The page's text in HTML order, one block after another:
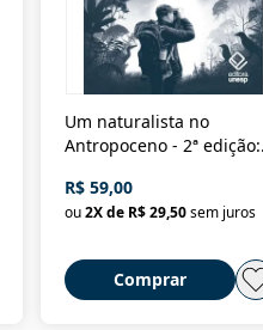
Um naturalista no
Antropoceno - 2ª edição:
selvagem
R$ 59,00
ou2X de R$ 29,50sem juros
Comprar